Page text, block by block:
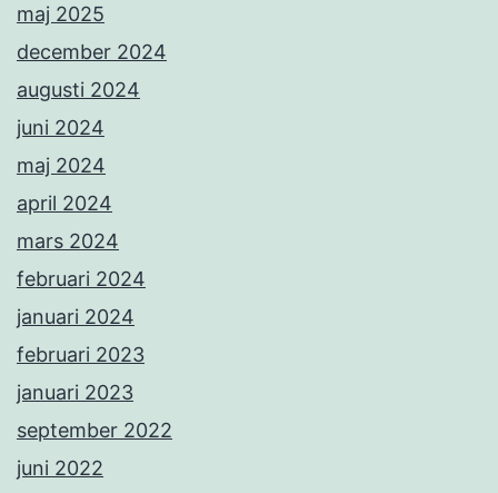
maj 2025
december 2024
augusti 2024
juni 2024
maj 2024
april 2024
mars 2024
februari 2024
januari 2024
februari 2023
januari 2023
september 2022
juni 2022